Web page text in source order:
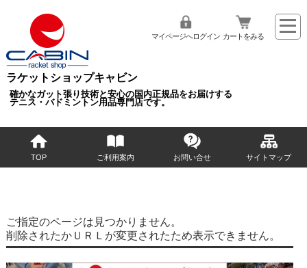
ラケットショップキャビン
確かなガット張り技術と安心の国内正規品をお届けする
テニス・バドミントン用品専門店です。
マイページへログイン カートをみる
TOP ご利用案内 お問い合せ サイトマップ
ご指定のページは見つかりません。
削除されたかＵＲＬが変更されたため表示できません。